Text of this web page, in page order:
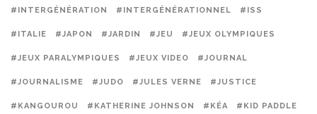
#INTERGÉNÉRATION #INTERGÉNÉRATIONNEL #ISS
#ITALIE #JAPON #JARDIN #JEU #JEUX OLYMPIQUES
#JEUX PARALYMPIQUES #JEUX VIDEO #JOURNAL
#JOURNALISME #JUDO #JULES VERNE #JUSTICE
#KANGOUROU #KATHERINE JOHNSON #KÉA #KID PADDLE